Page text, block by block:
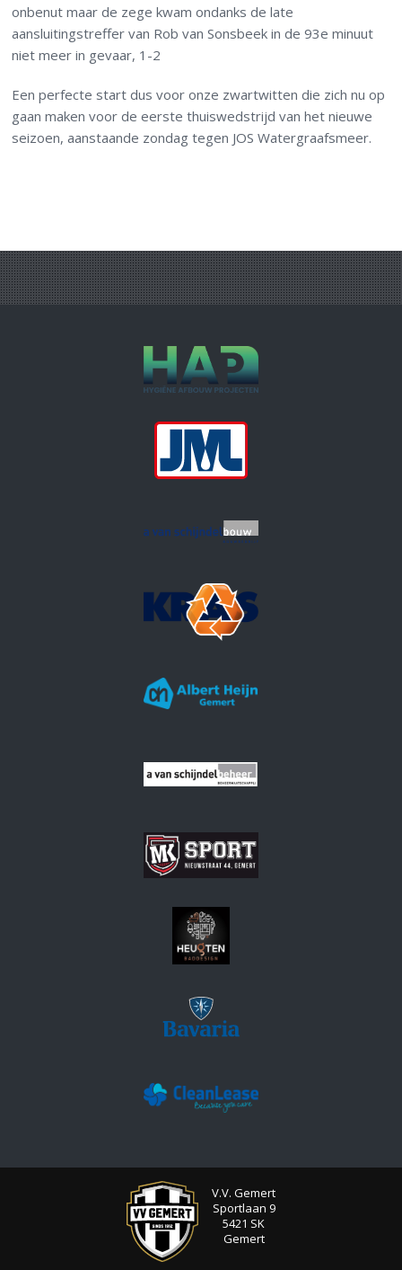
onbenut maar de zege kwam ondanks de late
aansluitingstreffer van Rob van Sonsbeek in de 93e minuut
niet meer in gevaar, 1-2
Een perfecte start dus voor onze zwartwitten die zich nu op
gaan maken voor de eerste thuiswedstrijd van het nieuwe
seizoen, aanstaande zondag tegen JOS Watergraafsmeer.
V.V. Gemert
Sportlaan 9
5421 SK
Gemert